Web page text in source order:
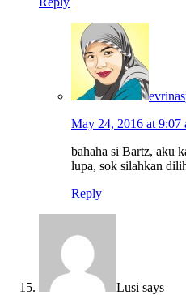
May 24, 2016 at 9:07
bahaha si Bartz, aku
lupa, sok silahkan
Reply
Lusi says